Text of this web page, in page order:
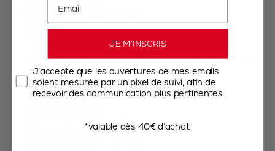
Daman
Moulin à sel manuel en acryl et inox, u'Select,
16 cm
66,90 €
Daman Electrique
JE M’INSCRIS
J’accepte que les ouvertures de mes emails
soient mesurée par un pixel de suivi, afin de
recevoir des communication plus pertinentes
*valable dès 40€ d’achat.